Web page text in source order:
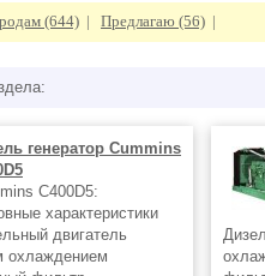
(644) | Предлагаю (56) |
генератор Cummins
C400D5:
характеристики
двигатель
охлаждением